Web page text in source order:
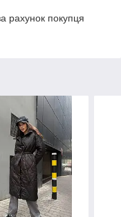
рахунок покупця